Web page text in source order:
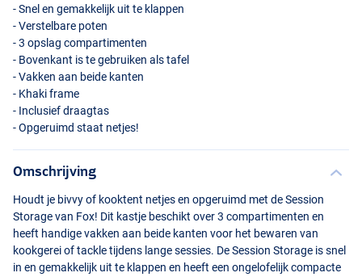
- Snel en gemakkelijk uit te klappen
- Verstelbare poten
- 3 opslag compartimenten
- Bovenkant is te gebruiken als tafel
- Vakken aan beide kanten
- Khaki frame
- Inclusief draagtas
- Opgeruimd staat netjes!
Omschrijving
Houdt je bivvy of kooktent netjes en opgeruimd met de Session
Storage van Fox! Dit kastje beschikt over 3 compartimenten en
heeft handige vakken aan beide kanten voor het bewaren van
kookgerei of tackle tijdens lange sessies. De Session Storage is snel
in en gemakkelijk uit te klappen en heeft een ongelofelijk compacte